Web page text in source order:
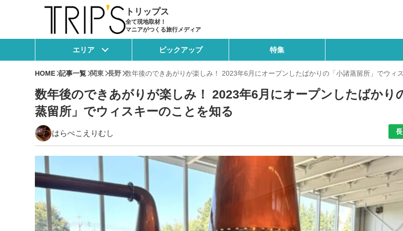
トリップス
全て現地取材！
マニアがつくる旅行メディア
エリア ピックアップ 特集
HOME 記事一覧 関東 長野 数年後のできあがりが楽しみ！ 2023年6月にオープンしたばかりの「小諸蒸留所」でウィ
数年後のできあがりが楽しみ！ 2023年6月にオープンしたばかり
蒸留所」でウィスキーのことを知る
はらぺこえりむし